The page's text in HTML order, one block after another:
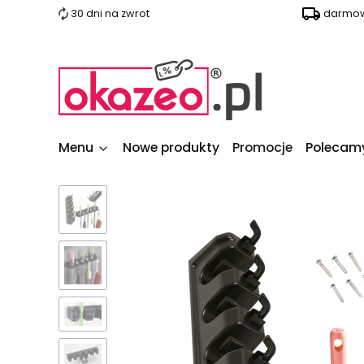
30 dni na zwrot
Menu Nowe produkty Promocje